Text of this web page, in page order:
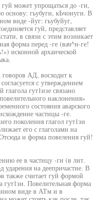
может упрощаться до -ги,
основу: гьубуги, кЬчонуги. В
виде -йуг: гьубуйуг,
гуй, представляет
в связи с этим возникает
форма перед -ге (вач^н-ге!
исконной архаической
АД, восходит к
с утверждением
гут1изе связано
наклонения»
состояния аварского
частицы -ге.
поколения глагол гут1зи
его с глаголами на
и форма повеления гуй!
ее в частицу -ги (в лит.
ударения на деепричастие. В
также считает гуй формой
гут1зи. Повелительная форма
виде в АТм и в